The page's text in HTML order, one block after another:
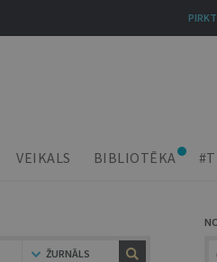
VEIKALS BIBLIOTĒKA
ŽURNĀLS
PIRKT